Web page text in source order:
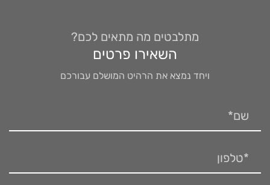
מתלבטים מה מתאים לכם?
השאירו פרטים
ויחד נמצא את הרהיט המושלם עבורכם